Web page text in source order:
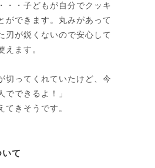
・・子どもが自分でクッキ
ができます。丸みがあって
刃が鋭くないので安心して
えます。
切ってくれていたけど、今
でできるよ！」
てきそうです。
て